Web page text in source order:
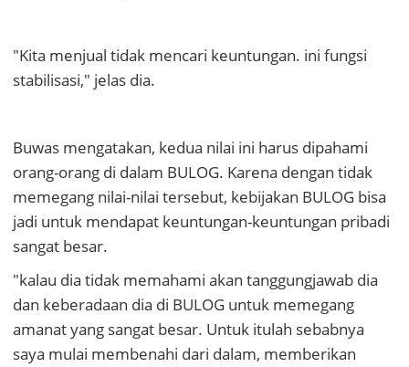
"Kita menjual tidak mencari keuntungan. ini fungsi
stabilisasi," jelas dia.
Buwas mengatakan, kedua nilai ini harus dipahami
orang-orang di dalam BULOG. Karena dengan tidak
memegang nilai-nilai tersebut, kebijakan BULOG bisa
jadi untuk mendapat keuntungan-keuntungan pribadi
sangat besar.
"kalau dia tidak memahami akan tanggungjawab dia
dan keberadaan dia di BULOG untuk memegang
amanat yang sangat besar. Untuk itulah sebabnya
saya mulai membenahi dari dalam, memberikan